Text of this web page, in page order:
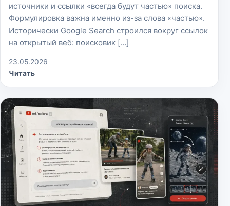
источники и ссылки «всегда будут частью» поиска.
Формулировка важна именно из-за слова «частью».
Исторически Google Search строился вокруг ссылок
на открытый веб: поисковик […]
23.05.2026
Читать